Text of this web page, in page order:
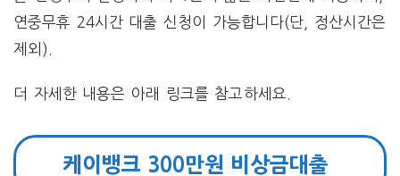
연중무휴 24시간 대출 신청이 가능합니다(단, 정산시간은
제외).
더 자세한 내용은 아래 링크를 참고하세요.
케이뱅크 300만원 비상금대출